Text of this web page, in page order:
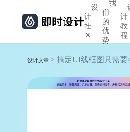
设
计
社
区
我
们
的
优
势
计
教
程
设计文章 > 搞定UI线框图只需要